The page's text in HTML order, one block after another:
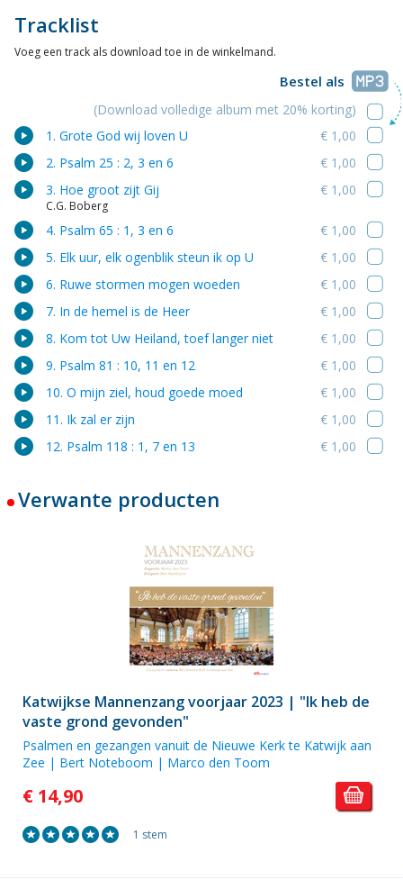
Tracklist
Voeg een track als download toe in de winkelmand.
Bestel als
(Download volledige album met 20% korting)
1. Grote God wij loven U
€ 1,00
2. Psalm 25 : 2, 3 en 6
€ 1,00
3. Hoe groot zijt Gij
C.G. Boberg
€ 1,00
4. Psalm 65 : 1, 3 en 6
€ 1,00
5. Elk uur, elk ogenblik steun ik op U
€ 1,00
6. Ruwe stormen mogen woeden
€ 1,00
7. In de hemel is de Heer
€ 1,00
8. Kom tot Uw Heiland, toef langer niet
€ 1,00
9. Psalm 81 : 10, 11 en 12
€ 1,00
10. O mijn ziel, houd goede moed
€ 1,00
11. Ik zal er zijn
€ 1,00
12. Psalm 118 : 1, 7 en 13
€ 1,00
Verwante producten
Katwijkse Mannenzang voorjaar 2023 | "Ik heb de
vaste grond gevonden"
Psalmen en gezangen vanuit de Nieuwe Kerk te Katwijk aan
Zee | Bert Noteboom | Marco den Toom
€ 14,90
1 stem